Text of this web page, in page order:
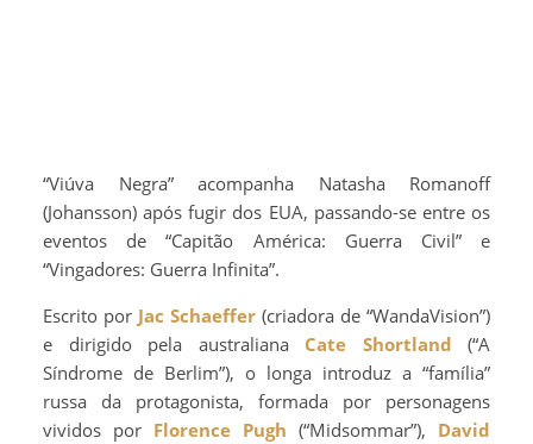
“Viúva Negra” acompanha Natasha Romanoff
(Johansson) após fugir dos EUA, passando-se entre os
eventos de “Capitão América: Guerra Civil” e
“Vingadores: Guerra Infinita”.
Escrito por Jac Schaeffer (criadora de “WandaVision”)
e dirigido pela australiana Cate Shortland (“A
Síndrome de Berlim”), o longa introduz a “família”
russa da protagonista, formada por personagens
vividos por Florence Pugh (“Midsommar”), David